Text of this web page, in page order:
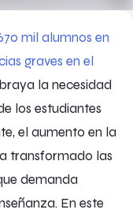
mil alumnos en
graves en el
la necesidad
los estudiantes
el aumento en la
transformado las
demanda
En este